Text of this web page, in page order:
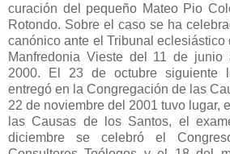
curación del pequeño Mateo Pio
Rotondo. Sobre el caso se ha
canónico ante el Tribunal
Manfredonia Vieste del 11 de junio
2000. El 23 de octubre siguiente
entregó en la Congregación de las
22 de noviembre del 2001 tuvo lugar,
las Causas de los Santos, el
diciembre se celebró el